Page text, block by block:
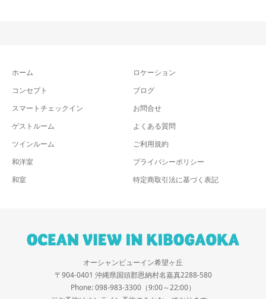
ホーム
コンセプト
スマートチェックイン
ゲストルーム
ツインルーム
和洋室
和室
ロケーション
ブログ
お問合せ
よくある質問
ご利用規約
プライバシーポリシー
特定商取引法に基づく表記
オーシャンビューイン希望ヶ丘
〒904-0401 沖縄県国頭郡恩納村名嘉真2288-580
Phone: 098-983-3300（9:00～22:00）